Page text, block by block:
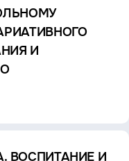
И
ВОСПИТАНИЕ И